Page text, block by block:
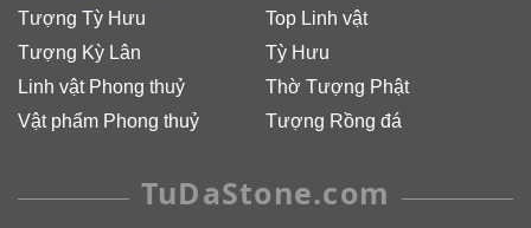
Tượng Tỳ Hưu
Tượng Kỳ Lân
Linh vật Phong thuỷ
Vật phẩm Phong thuỷ
Top Linh vật
Tỳ Hưu
Thờ Tượng Phật
Tượng Rồng đá
TuDaStone.com